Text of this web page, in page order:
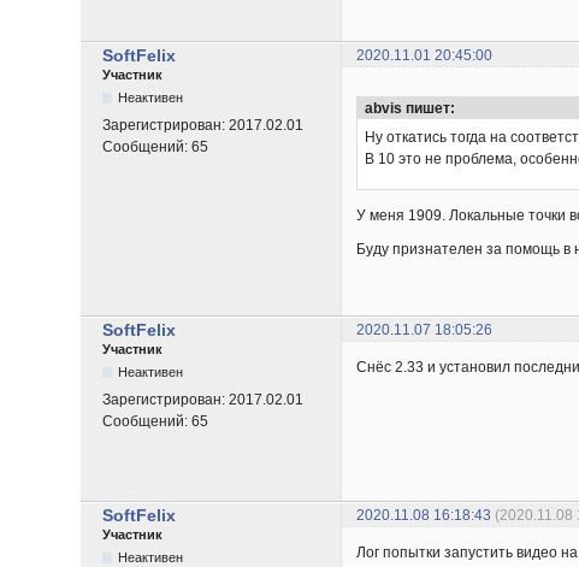
SoftFelix 2020.11.01 20:45:00
Участник
Неактивен
Зарегистрирован:2017.02.01
Сообщений:65
abvis пишет:
Ну откатись тогда на
В 10 это не проблема,
У меня 1909. Локальные точки
Буду признателен за помощь
SoftFelix 2020.11.07 18:05:26
Участник
Неактивен
Зарегистрирован:2017.02.01
Сообщений:65
Снёс 2.33 и установил
SoftFelix 2020.11.08 16:18:43 (2020.11.08
Участник
Неактивен
Лог попытки запустить видео